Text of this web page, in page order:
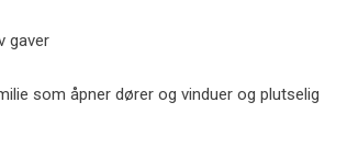
som åpner dører og vinduer og plutselig